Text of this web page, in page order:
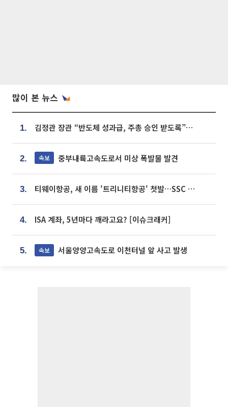
많이 본 뉴스
1. 김정관 장관 “반도체 성과급, 주총 승인 받도록”…상법·자본시장법 개정 시사
2. 속보 중부내륙고속도로서 미상 폭발물 발견
3. 티웨이항공, 새 이름 '트리니티항공' 첫발…SSC 전략 본격화
4. ISA 계좌, 5년마다 깨라고요? [이슈크래커]
5. 속보 서울양양고속도로 이천터널 앞 사고 발생